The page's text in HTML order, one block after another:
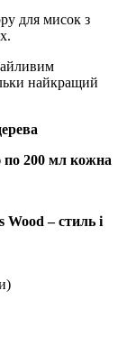
для мисок з
найкращий
по 200 мл кожна
– стиль і